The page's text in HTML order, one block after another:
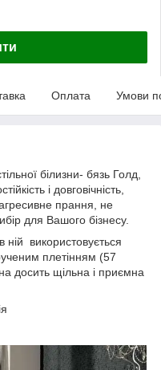
Оплата Умови
білизни- бязь Голд,
і довговічність,
прання, не
для Вашого бізнесу.
ній використовується
плетінням (57
досить щільна і приємна